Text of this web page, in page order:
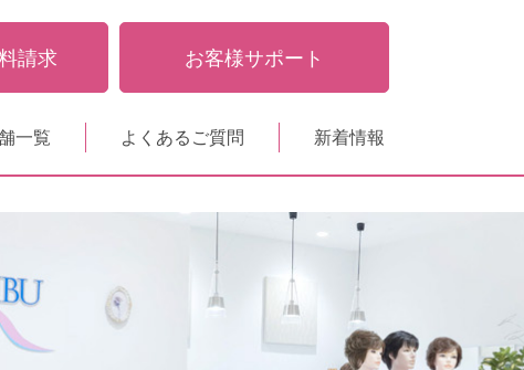
請求 お客様サポート
一覧 よくあるご質問 新着情報